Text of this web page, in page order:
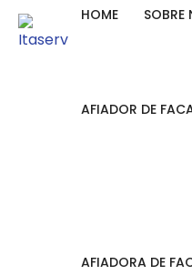
HOME
AFIADOR DE
AFIADORA DE